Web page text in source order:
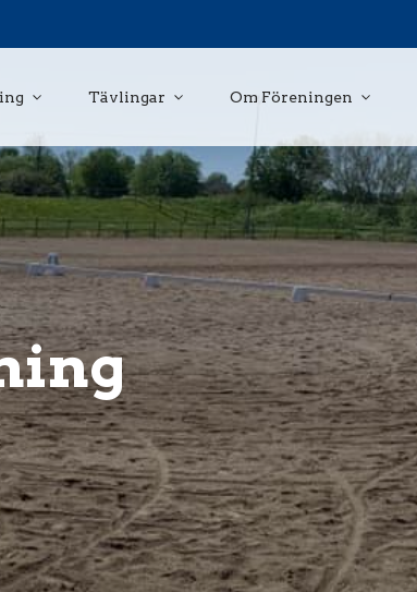
Tävlingar Om Föreningen